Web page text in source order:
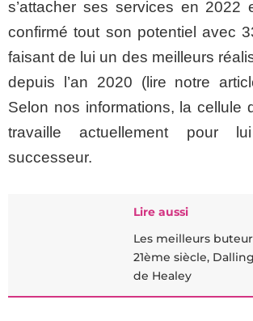
s’attacher ses services en 2022
confirmé tout son potentiel avec
faisant de lui un des meilleurs
depuis l’an 2020 (lire notre
Selon nos informations, la cellule
travaille actuellement pour
successeur.
Lire aussi
Les meilleurs
21ème siècle,
de Healey